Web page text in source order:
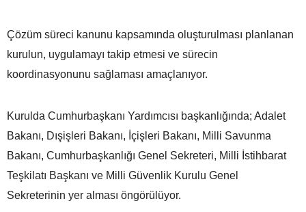
Çözüm süreci kanunu kapsamında oluşturulması planlanan
kurulun, uygulamayı takip etmesi ve sürecin
koordinasyonunu sağlaması amaçlanıyor.
Kurulda Cumhurbaşkanı Yardımcısı başkanlığında; Adalet
Bakanı, Dışişleri Bakanı, İçişleri Bakanı, Milli Savunma
Bakanı, Cumhurbaşkanlığı Genel Sekreteri, Milli İstihbarat
Teşkilatı Başkanı ve Milli Güvenlik Kurulu Genel
Sekreterinin yer alması öngörülüyor.